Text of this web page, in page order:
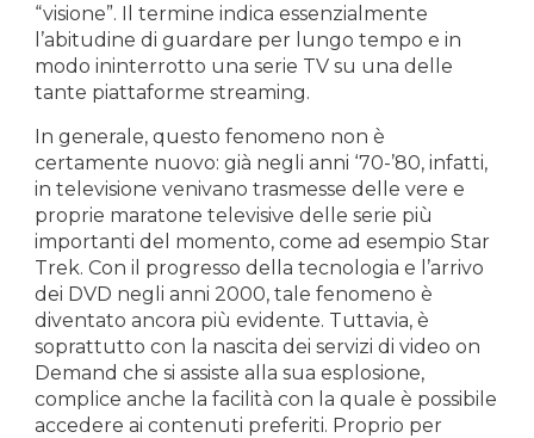
“visione”. Il termine indica essenzialmente
l’abitudine di guardare per lungo tempo e in
modo ininterrotto una serie TV su una delle
tante piattaforme streaming.
In generale, questo fenomeno non è
certamente nuovo: già negli anni ‘70-’80, infatti,
in televisione venivano trasmesse delle vere e
proprie maratone televisive delle serie più
importanti del momento, come ad esempio Star
Trek. Con il progresso della tecnologia e l’arrivo
dei DVD negli anni 2000, tale fenomeno è
diventato ancora più evidente. Tuttavia, è
soprattutto con la nascita dei servizi di video on
Demand che si assiste alla sua esplosione,
complice anche la facilità con la quale è possibile
accedere ai contenuti preferiti. Proprio per